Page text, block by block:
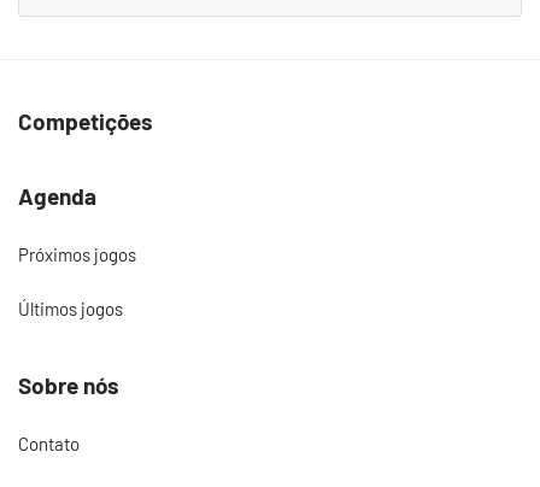
Competições
Agenda
Próximos jogos
Últimos jogos
Sobre nós
Contato